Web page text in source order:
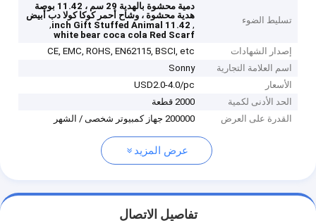
تسليط الضوء
دمية محشوة بالهدية 29 سم ، 11.42 بوصة
هدية محشوة ، وشاح أحمر كوكا كولا دب أبيض
,
11.42 inch Gift Stuffed Animal
,
white bear coca cola Red Scarf
إصدار الشهادات
CE, EMC, ROHS, EN62115, BSCI, etc
اسم العلامة التجارية
Sonny
الأسعار
USD2.0-4.0/pc
الحد الأدنى لكمية
2000 قطعة
القدرة على العرض
200000 جهاز كمبيوتر شخصى / الشهر
عرض المزيد
تفاصيل الاتصال